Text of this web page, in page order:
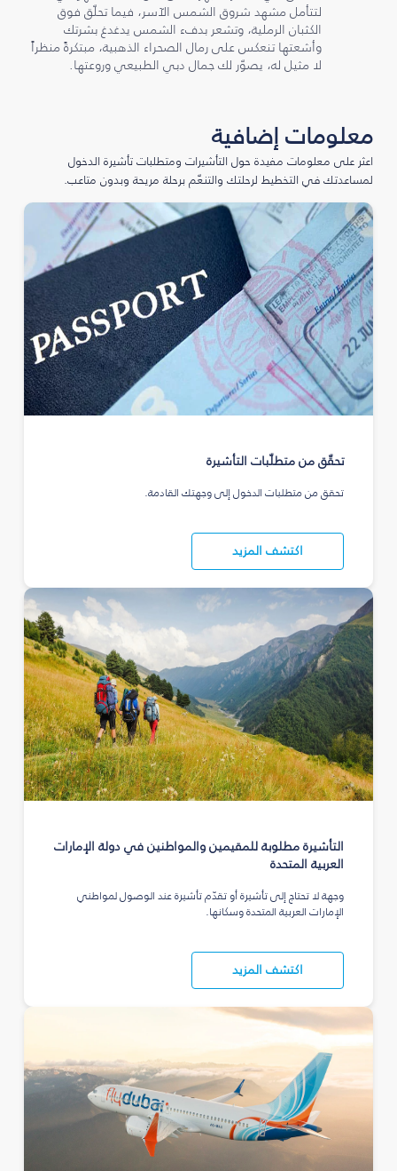
لتتأمل مشهد شروق الشمس الآسر، فيما تحلّق فوق
الكثبان الرملية، وتشعر بدفء الشمس يدغدغ بشرتك
وأشعتها تنعكس على رمال الصحراء الذهبية، مبتكرةً منظراً
لا مثيل له، يصوّر لك جمال دبي الطبيعي وروعتها.
معلومات إضافية
اعثر على معلومات مفيدة حول التأشيرات ومتطلبات تأشيرة الدخول
لمساعدتك في التخطيط لرحلتك والتنعّم برحلة مريحة وبدون متاعب.
تحقّق من متطلّبات التأشيرة
تحقق من متطلبات الدخول إلى وجهتك القادمة.
اكتشف المزيد
التأشيرة مطلوبة للمقيمين والمواطنين في دولة الإمارات
العربية المتحدة
وجهة لا تحتاج إلى تأشيرة أو تقدّم تأشيرة عند الوصول لمواطني
الإمارات العربية المتحدة وسكانها.
اكتشف المزيد